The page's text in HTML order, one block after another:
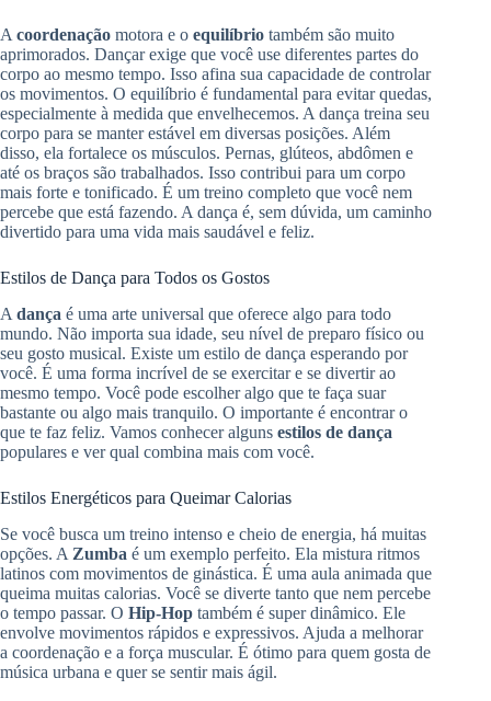
Acoordenação motora e o equilíbrio também são muito
aprimorados. Dançar exige que você use diferentes partes do
corpo ao mesmo tempo. Isso afina sua capacidade de controlar
os movimentos. O equilíbrio é fundamental para evitar quedas,
especialmente à medida que envelhecemos. A dança treina seu
corpo para se manter estável em diversas posições. Além
disso, ela fortalece os músculos. Pernas, glúteos, abdômen e
até os braços são trabalhados. Isso contribui para um corpo
mais forte e tonificado. É um treino completo que você nem
percebe que está fazendo. A dança é, sem dúvida, um caminho
divertido para uma vida mais saudável e feliz.
Estilos de Dança para Todos os Gostos
A dança é uma arte universal que oferece algo para todo
mundo. Não importa sua idade, seu nível de preparo físico ou
seu gosto musical. Existe um estilo de dança esperando por
você. É uma forma incrível de se exercitar e se divertir ao
mesmo tempo. Você pode escolher algo que te faça suar
bastante ou algo mais tranquilo. O importante é encontrar o
que te faz feliz. Vamos conhecer alguns estilos de dança
populares e ver qual combina mais com você.
Estilos Energéticos para Queimar Calorias
Se você busca um treino intenso e cheio de energia, há muitas
opções. A Zumba é um exemplo perfeito. Ela mistura ritmos
latinos com movimentos de ginástica. É uma aula animada que
queima muitas calorias. Você se diverte tanto que nem percebe
o tempo passar. O Hip-Hop também é super dinâmico. Ele
envolve movimentos rápidos e expressivos. Ajuda a melhorar
a coordenação e a força muscular. É ótimo para quem gosta de
música urbana e quer se sentir mais ágil.